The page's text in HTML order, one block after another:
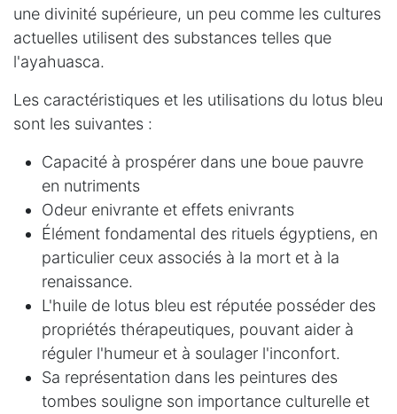
une divinité supérieure, un peu comme les cultures
actuelles utilisent des substances telles que
l'ayahuasca.
Les caractéristiques et les utilisations du lotus bleu
sont les suivantes :
Capacité à prospérer dans une boue pauvre
en nutriments
Odeur enivrante et effets enivrants
Élément fondamental des rituels égyptiens, en
particulier ceux associés à la mort et à la
renaissance.
L'huile de lotus bleu est réputée posséder des
propriétés thérapeutiques, pouvant aider à
réguler l'humeur et à soulager l'inconfort.
Sa représentation dans les peintures des
tombes souligne son importance culturelle et